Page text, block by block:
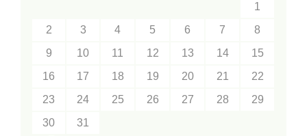
1
2
3 4 5 6 7
8
9
10 11 12 13 14
15
16
17 18 19 20 21
22
23
24 25 26 27 28
29
30
31